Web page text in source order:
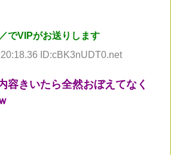
でVIPがお送りします
ID:cBK3nUDT0.net
容きいたら全然おぼえてなく